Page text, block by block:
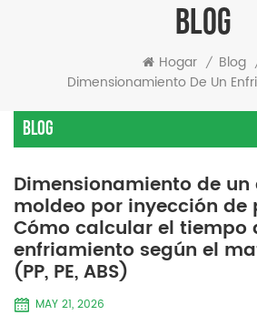
BLOG
Hogar / Blog
Blog
Dimensionamiento de
moldeo por inyección de
Cómo calcular el tiempo
enfriamiento según el
(PP, PE, ABS)
MAY 21, 2026